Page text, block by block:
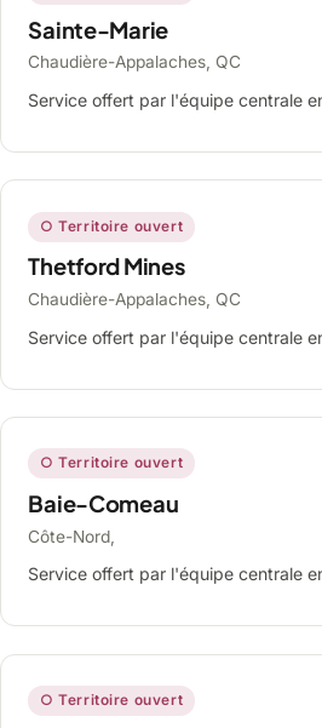
Sainte-Marie
Chaudière-Appalaches, QC
Service offert par l'équipe centrale
○ Territoire ouvert
Thetford Mines
Chaudière-Appalaches, QC
Service offert par l'équipe centrale
○ Territoire ouvert
Baie-Comeau
Côte-Nord,
Service offert par l'équipe centrale
○ Territoire ouvert